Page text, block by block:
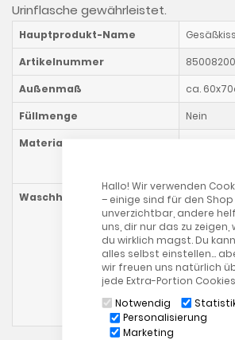
Hallo! Wir verwenden
– einige sind für den Shop
unverzichtbar, andere
uns, dir nur das zu zeigen,
du wirklich magst. Du
alles selbst einstellen…
wir freuen uns natürlich
jede Extra-Portion
Notwendig
Personalisierung
Marketing
Urinflasche gewährleistet.
Hauptprodukt-Name
Artikelnummer
85008200
Außenmaß
ca.
Füllmenge
Nein
Materialzusammensetzung
Inlett:
Waschhinweise
Kissen
Bitte
unsere